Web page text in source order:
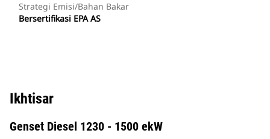
Strategi Emisi/Bahan Bakar
Bersertifikasi EPA AS
Ikhtisar
Genset Diesel 1230 - 1500 ekW